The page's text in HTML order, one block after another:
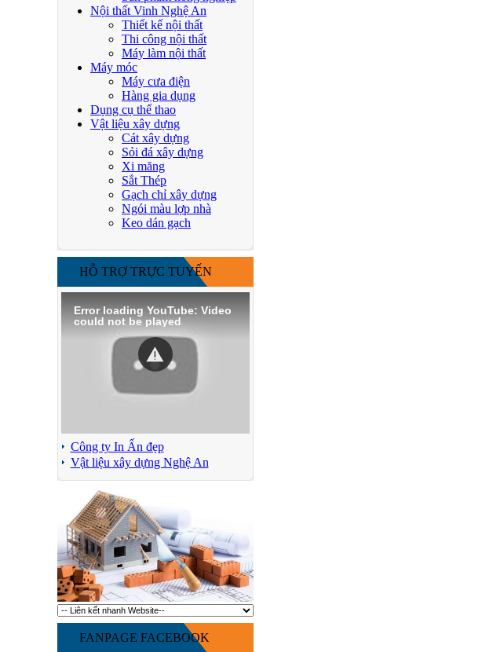
Nội thất Vinh Nghệ An
Thiết kế nội thất
Thi công nội thất
Máy làm nội thất
Máy móc
Máy cưa điện
Hàng gia dụng
Dụng cụ thể thao
Vật liệu xây dựng
Cát xây dựng
Sỏi đá xây dựng
Xi măng
Sắt Thép
Gạch chỉ xây dựng
Ngói màu lợp nhà
Keo dán gạch
HỖ TRỢ TRỰC TUYẾN
Error loading YouTube: Video
could not be played
Công ty In Ấn đẹp
Vật liệu xây dựng Nghệ An
FANPAGE FACEBOOK